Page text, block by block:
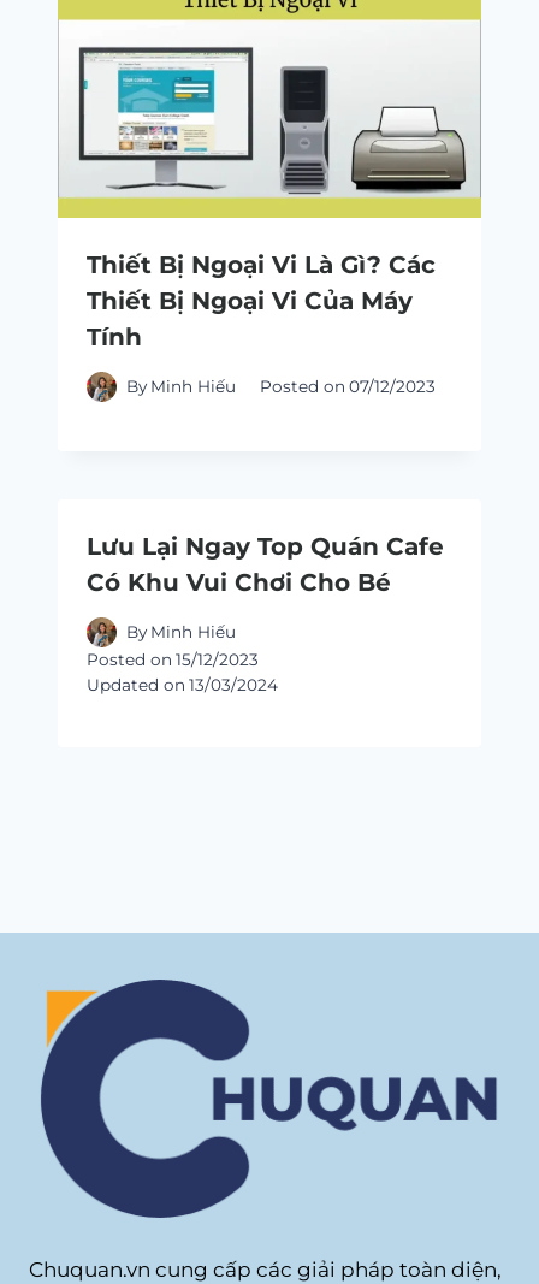
Thiết Bị Ngoại Vi Là Gì? Các
Thiết Bị Ngoại Vi Của Máy
Tính
By Minh Hiếu Posted on 07/12/2023
Lưu Lại Ngay Top Quán Cafe
Có Khu Vui Chơi Cho Bé
By Minh Hiếu
Posted on 15/12/2023
Updated on 13/03/2024
Chuquan.vn cung cấp các giải pháp toàn diện,